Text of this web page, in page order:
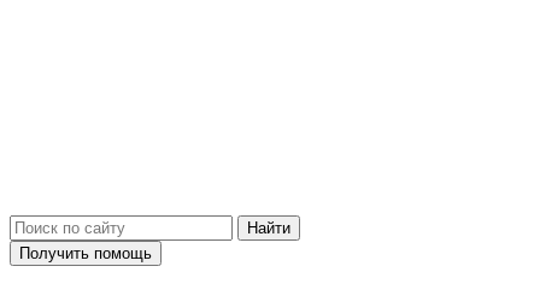
Получить помощь